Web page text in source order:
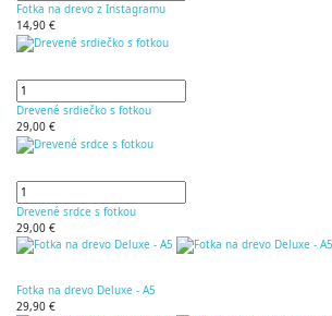
Fotka na drevo z Instagramu
14,90 €
Drevené srdiečko s fotkou
29,00 €
Drevené srdce s fotkou
29,00 €
Fotka na drevo Deluxe - A5
29,90 €